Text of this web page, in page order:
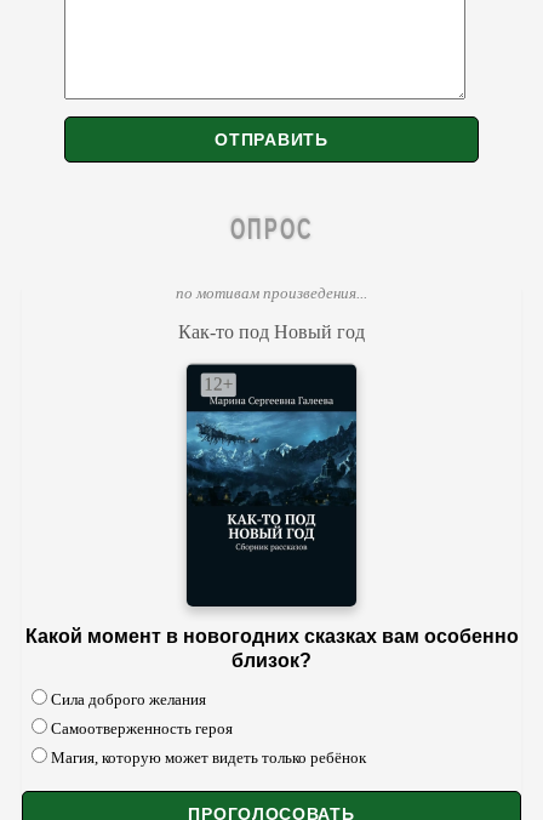
ОПРОС
по мотивам произведения...
Как-то под Новый год
Какой момент в новогодних сказках вам особенно
близок?
Сила доброго желания
Самоотверженность героя
Магия, которую может видеть только ребёнок